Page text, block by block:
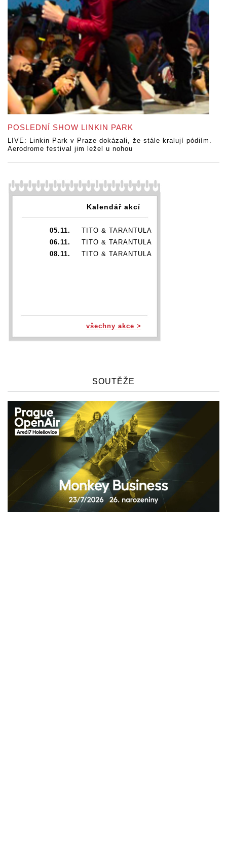
POSLEDNÍ SHOW LINKIN PARK
LIVE: Linkin Park v Praze dokázali, že stále kralují pódiím.
Aerodrome festival jim ležel u nohou
Kalendář akcí
05.11.
TITO & TARANTULA
06.11.
TITO & TARANTULA
08.11.
TITO & TARANTULA
všechny akce >
SOUTĚŽE